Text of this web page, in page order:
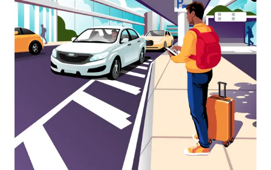
calendário
selecionar
uma
data.
Prima
fechar
calendário.